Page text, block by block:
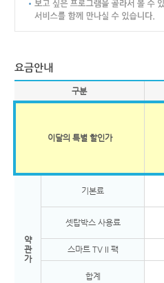
구분
이달의 특별 할인가
약
관
가
기본료
셋탑박스 사용료
스마트 TV II 팩
합계